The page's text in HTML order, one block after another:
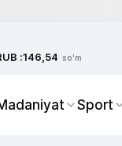
:146,54 so'm
Sport